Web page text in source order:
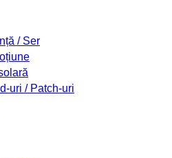
/ Ser
uri / Patch-uri